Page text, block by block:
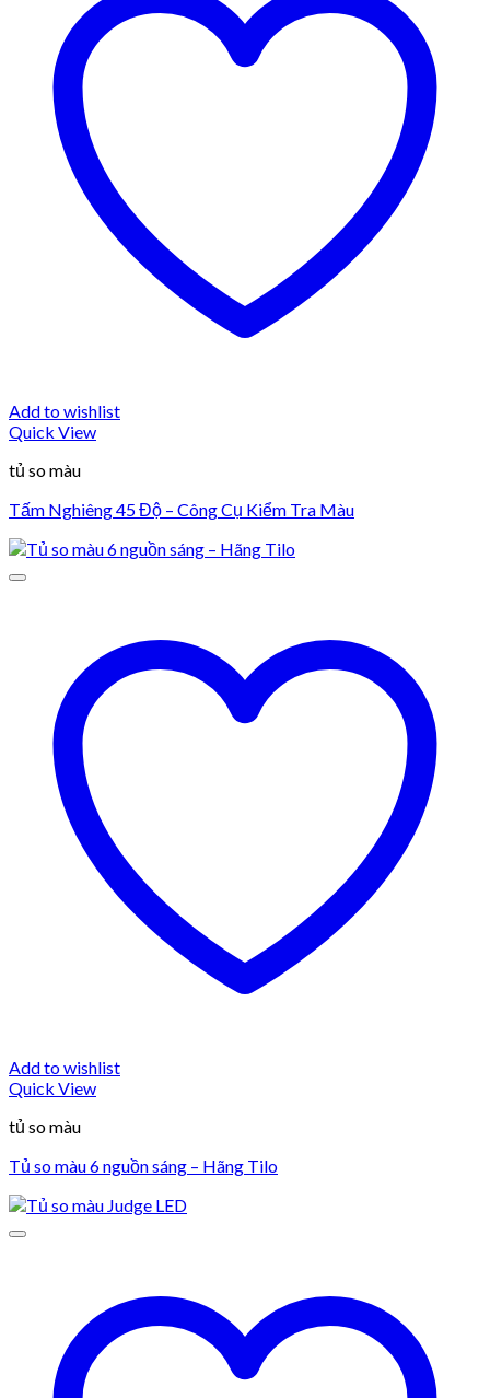
Add to wishlist
Quick View
tủ so màu
Tấm Nghiêng 45 Độ – Công Cụ Kiểm Tra Màu
Add to wishlist
Quick View
tủ so màu
Tủ so màu 6 nguồn sáng – Hãng Tilo